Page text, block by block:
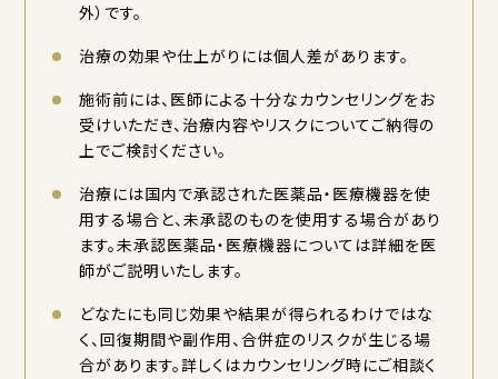
外）です。
治療の効果や仕上がりには個人差があります。
施術前には、医師による十分なカウンセリングをお
受けいただき、治療内容やリスクについてご納得の
上でご検討ください。
治療には国内で承認された医薬品・医療機器を使
用する場合と、未承認のものを使用する場合があり
ます。未承認医薬品・医療機器については詳細を医
師がご説明いたします。
どなたにも同じ効果や結果が得られるわけではな
く、回復期間や副作用、合併症のリスクが生じる場
合があります。詳しくはカウンセリング時にご相談く